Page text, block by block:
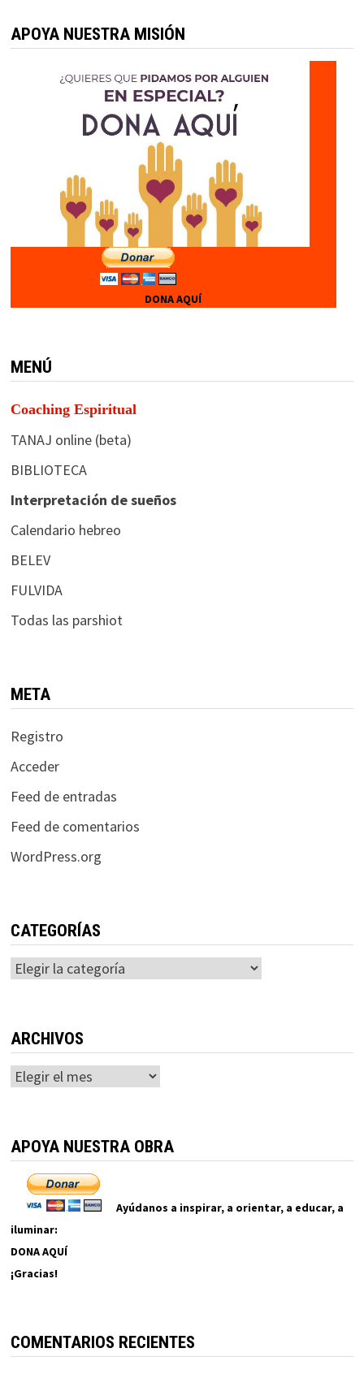
APOYA NUESTRA MISIÓN
DONA AQUÍ
MENÚ
Coaching Espiritual
TANAJ online (beta)
BIBLIOTECA
Interpretación de sueños
Calendario hebreo
BELEV
FULVIDA
Todas las parshiot
META
Registro
Acceder
Feed de entradas
Feed de comentarios
WordPress.org
CATEGORÍAS
Categorías
ARCHIVOS
Archivos
APOYA NUESTRA OBRA
Ayúdanos a inspirar, a orientar, a educar, a
iluminar:
DONA AQUÍ
¡Gracias!
COMENTARIOS RECIENTES